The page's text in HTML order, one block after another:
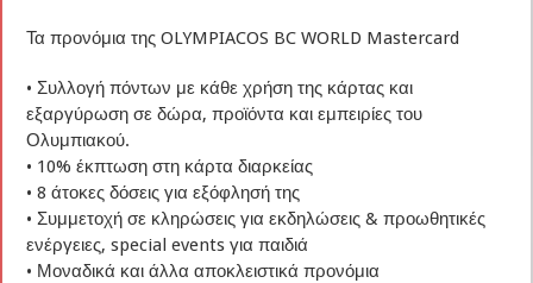
Τα προνόμια της OLYMPIACOS BC WORLD Mastercard
• Συλλογή πόντων με κάθε χρήση της κάρτας και
εξαργύρωση σε δώρα, προϊόντα και εμπειρίες του
Ολυμπιακού.
• 10% έκπτωση στη κάρτα διαρκείας
• 8 άτοκες δόσεις για εξόφλησή της
• Συμμετοχή σε κληρώσεις για εκδηλώσεις & προωθητικές
ενέργειες, special events για παιδιά
• Μοναδικά και άλλα αποκλειστικά προνόμια